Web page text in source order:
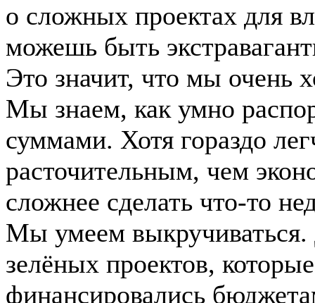
о сложных проектах для
можешь быть
Это значит, что мы очень
Мы знаем, как умно
суммами. Хотя гораздо
расточительным, чем
сложнее сделать что-то
Мы умеем
зелёных проектов,
финансировались